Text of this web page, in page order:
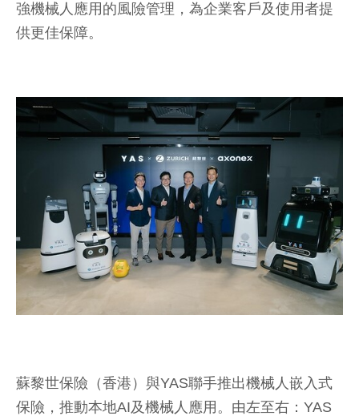
強機械人應用的風險管理，為企業客戶及使用者提
供更佳保障。
蘇黎世保險（香港）與YAS聯手推出機械人嵌入式
保險，推動本地AI及機械人應用。由左至右：YAS